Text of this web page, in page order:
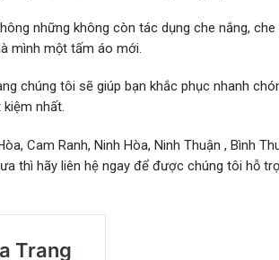
những không còn tác dụng che nắng,
mình một tấm áo mới.
chúng tôi sẽ giúp bạn khắc phục nhanh
nhất.
Cam Ranh, Ninh Hòa, Ninh Thuận , Bình
thì hãy liên hệ ngay để được chúng tôi hỗ